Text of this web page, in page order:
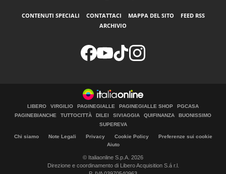
CONTENUTI SPECIALI CONTATTACI MAPPA DEL SITO
FEED RSS
ARCHIVIO
LIBERO VIRGILIO PAGINEGIALLE PAGINEGIALLE SHOP
PGCASA
PAGINEBIANCHE
TUTTOCITTÀ DILEI SIVIAGGIA QUIFINANZA
BUONISSIMO
SUPEREVA
Chi siamo Note Legali Privacy Cookie Policy
Preferenze sui cookie
Aiuto
© Italiaonline S.p.A. 2026
Direzione e coordinamento di Libero Acquisition S.á r.l.